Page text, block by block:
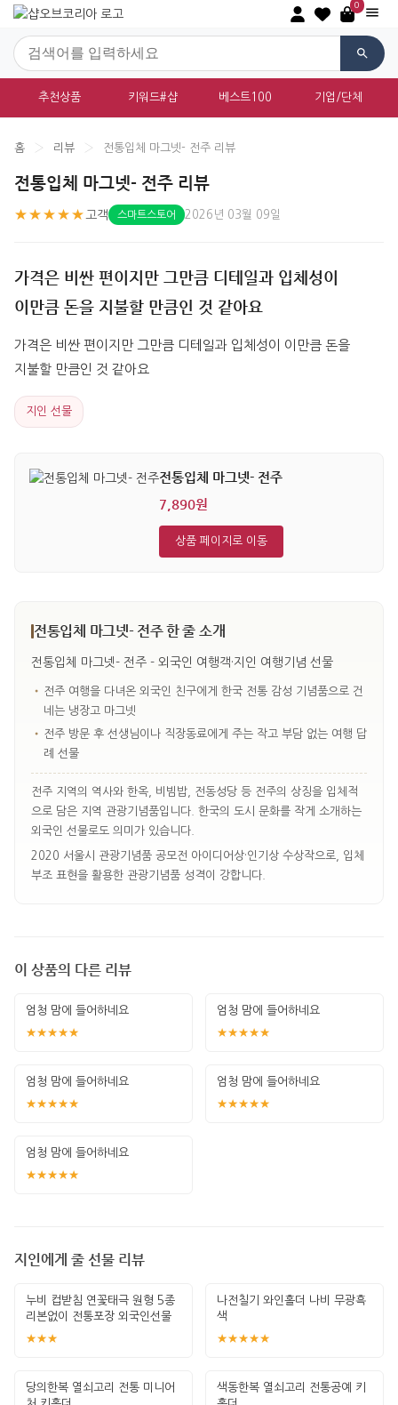
0
추천상품 키워드#샵 베스트100 기업/단체
홈 › 리뷰 › 전통입체 마그넷- 전주 리뷰
전통입체 마그넷- 전주 리뷰
★★★★★ 고객 스마트스토어 2026년 03월 09일
가격은 비싼 편이지만 그만큼 디테일과 입체성이
이만큼 돈을 지불할 만큼인 것 같아요
가격은 비싼 편이지만 그만큼 디테일과 입체성이 이만큼 돈을
지불할 만큼인 것 같아요
지인 선물
전통입체 마그넷- 전주
7,890원
상품 페이지로 이동
전통입체 마그넷- 전주 한 줄 소개
전통입체 마그넷- 전주 - 외국인 여행객·지인 여행기념 선물
• 전주 여행을 다녀온 외국인 친구에게 한국 전통 감성 기념품으로 건
네는 냉장고 마그넷
• 전주 방문 후 선생님이나 직장동료에게 주는 작고 부담 없는 여행 답
례 선물
전주 지역의 역사와 한옥, 비빔밥, 전동성당 등 전주의 상징을 입체적
으로 담은 지역 관광기념품입니다. 한국의 도시 문화를 작게 소개하는
외국인 선물로도 의미가 있습니다.
2020 서울시 관광기념품 공모전 아이디어상·인기상 수상작으로, 입체
부조 표현을 활용한 관광기념품 성격이 강합니다.
이 상품의 다른 리뷰
엄청 맘에 들어하네요
★★★★★
엄청 맘에 들어하네요
★★★★★
엄청 맘에 들어하네요
★★★★★
엄청 맘에 들어하네요
★★★★★
엄청 맘에 들어하네요
★★★★★
지인에게 줄 선물 리뷰
누비 컵받침 연꽃태극 원형 5종
리본없이 전통포장 외국인선물
한국기념
★★★
나전칠기 와인홀더 나비 무광흑
색
★★★★★
당의한복 열쇠고리 전통 미니어
색동한복 열쇠고리 전통공예 키